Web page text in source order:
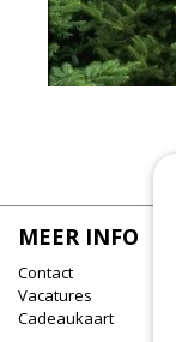
MEER INFO
Contact
Vacatures
Cadeaukaart